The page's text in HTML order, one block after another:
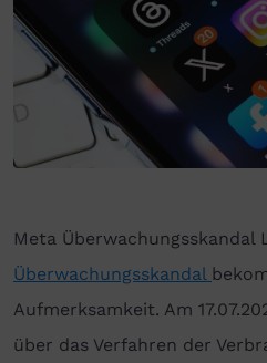
Meta Überwachungsskandal
Überwachungsskandal
Aufmerksamkeit. Am
über das Verfahren der